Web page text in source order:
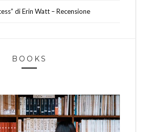
di Erin Watt – Recensione
BOOKS